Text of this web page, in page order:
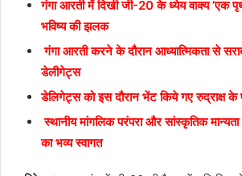
गंगा आरती में दिखी जी-20 के ध्येय वाक्य ’एक
भविष्य की झलक
गंगा आरती करने के दौरान आध्यात्मिकता से
डेलीगेट्स
डेलिगेट्स को इस दौरान भेंट किये गए रुद्राक्ष के
स्थानीय मांगलिक परंपरा और सांस्कृतिक
का भव्य स्वागत